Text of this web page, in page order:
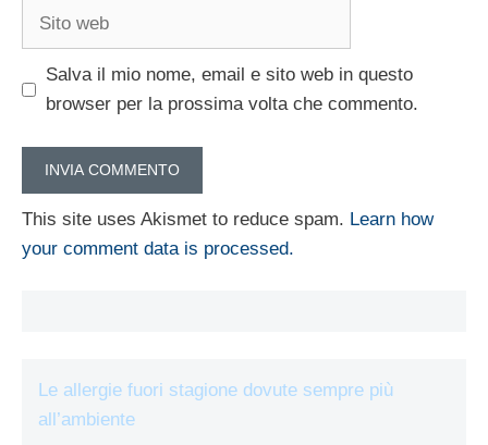
Sito
Salva il mio nome, email e sito web in questo
browser per la prossima volta che commento.
This site uses Akismet to reduce spam. Learn how
your comment data is processed.
Le allergie fuori stagione dovute sempre più
all’ambiente